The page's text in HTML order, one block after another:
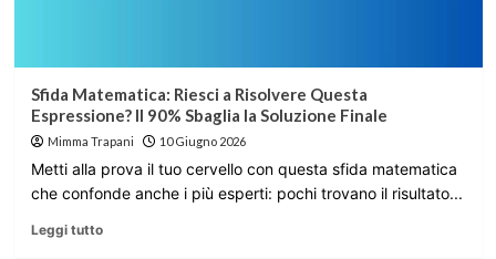
Sfida Matematica: Riesci a Risolvere Questa
Espressione? Il 90% Sbaglia la Soluzione Finale
Mimma Trapani 10 Giugno 2026
Metti alla prova il tuo cervello con questa sfida matematica
che confonde anche i più esperti: pochi trovano il risultato...
Leggi tutto